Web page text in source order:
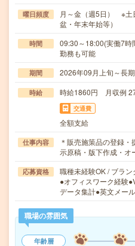
曜日頻度
月～金（週5日） ※土
盆・年末年始等）
時間
09:30～18:00(実働7
勤務も可能
期間 2026年09月上旬～長
時給 時給1860円 月収例
交通費
全額支給
仕事内容
＊販売施策品の登録
示原稿・版下作成・
応募資格
職種未経験OK / ブラン
●オフィスワーク経験
データ集計●英文メー
職場の雰囲気
年齢層